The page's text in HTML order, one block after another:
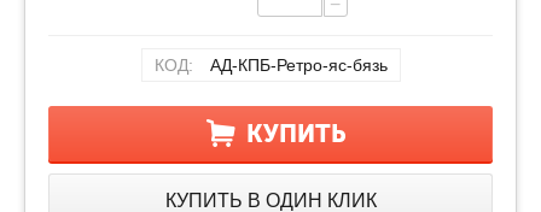
КОД: АД-КПБ-Ретро-яс-бязь
КУПИТЬ
КУПИТЬ В ОДИН КЛИК